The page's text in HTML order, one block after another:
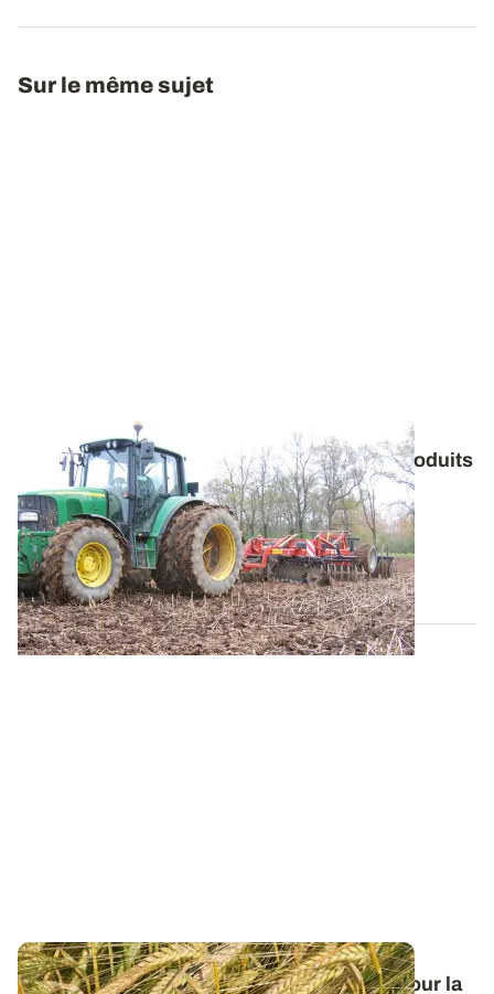
Sur le même sujet
Volatilisation ammoniacale - Enfouir les produits
organiques rapidement après épandage
Les engrais contenant de l’azote ammoniacal sont
sensibles aux pertes par volatilisation...
09 AVR. 2020
Orge de printemps : nos préconisations pour la